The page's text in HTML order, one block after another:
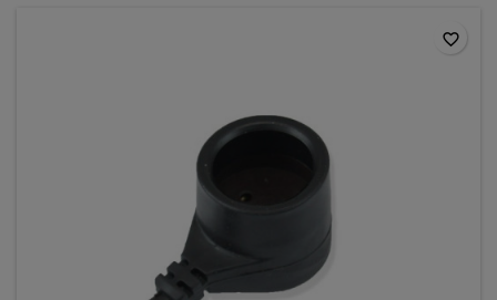
favorite_border